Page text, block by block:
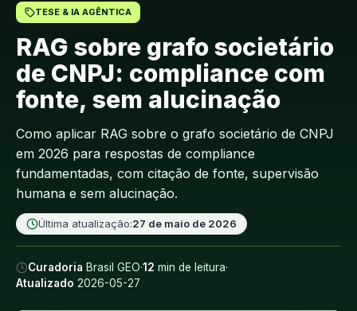
TESE & IA AGÊNTICA
RAG sobre grafo societário
de CNPJ: compliance com
fonte, sem alucinação
Como aplicar RAG sobre o grafo societário de CNPJ
em 2026 para respostas de compliance
fundamentadas, com citação de fonte, supervisão
humana e sem alucinação.
Última atualização:27 de maio de 2026
Curadoria Brasil GEO·12 min de leitura·
Atualizado 2026-05-27